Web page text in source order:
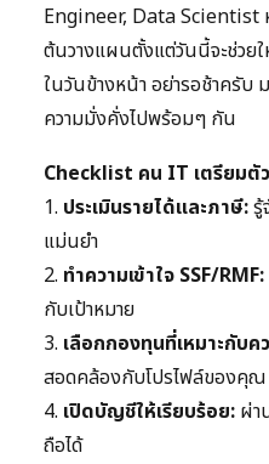
Engineer, Data Scientist
ต้นวางแผนตั้งแต่วันนี้จะช่วย
ในวันข้างหน้า อย่ารอช้าครับ
ความมั่งคั่งไปพร้อมๆ กัน
Checklist คน IT เตรียมตั
1. ประเมินรายได้และภาษี:รู้
แม่นยำ
2. ทำความเข้าใจ SSF/RMF:
กับเป้าหมาย
3. เลือกกองทุนที่เหมาะกับค
สอดคล้องกับโปรไฟล์ของคุณ
4. เปิดบัญชีให้เรียบร้อย: ผ่า
ถือได้